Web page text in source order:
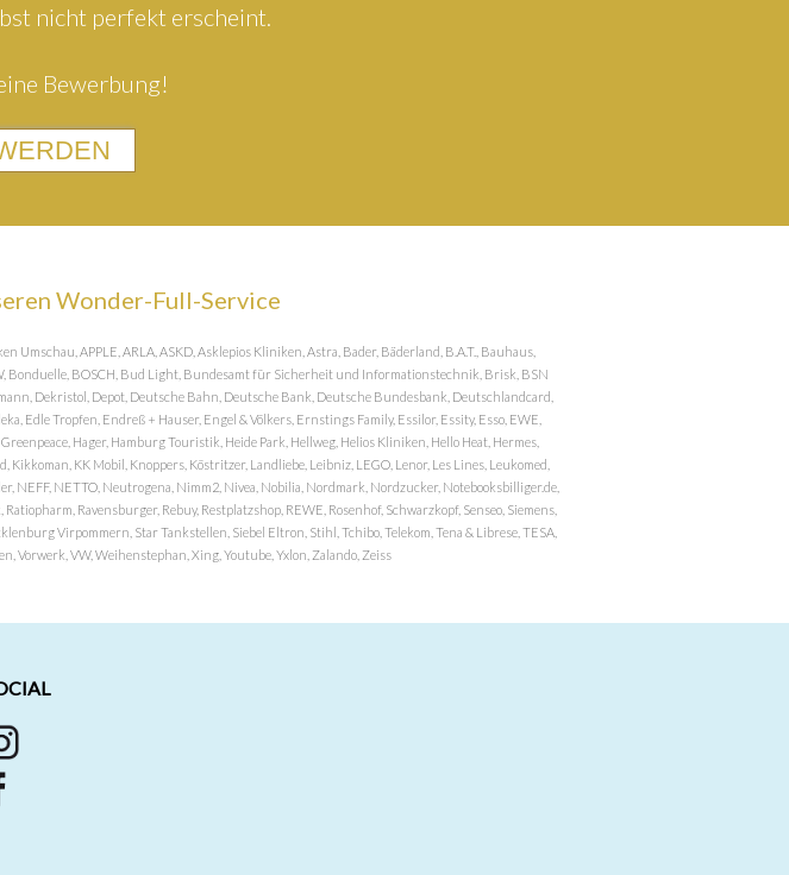
nicht perfekt erscheint.
Bewerbung!
Wonder-Full-Service
Umschau, APPLE, ARLA, ASKD, Asklepios Kliniken, Astra, Bader, Bäderland, B.A.T., Bauhaus,
BOSCH, Bud Light, Bundesamt für Sicherheit und Informationstechnik, Brisk, BSN
Dekristol, Depot, Deutsche Bahn, Deutsche Bank, Deutsche Bundesbank, Deutschlandcard,
Edle Tropfen, Endreß + Hauser, Engel & Völkers, Ernstings Family, Essilor, Essity, Esso, EWE,
Hager, Hamburg Touristik, Heide Park, Hellweg, Helios Kliniken, Hello Heat, Hermes,
KK Mobil, Knoppers, Köstritzer, Landliebe, Leibniz, LEGO, Lenor, Les Lines, Leukomed,
NEFF, NETTO, Neutrogena, Nimm2, Nivea, Nobilia, Nordmark, Nordzucker, Notebooksbilliger.de,
Ravensburger, Rebuy, Restplatzshop, REWE, Rosenhof, Schwarzkopf, Senseo, Siemens,
Virpommern, Star Tankstellen, Siebel Eltron, Stihl, Tchibo, Telekom, Tena & Librese, TESA,
Vorwerk, VW, Weihenstephan, Xing, Youtube, Yxlon, Zalando, Zeiss